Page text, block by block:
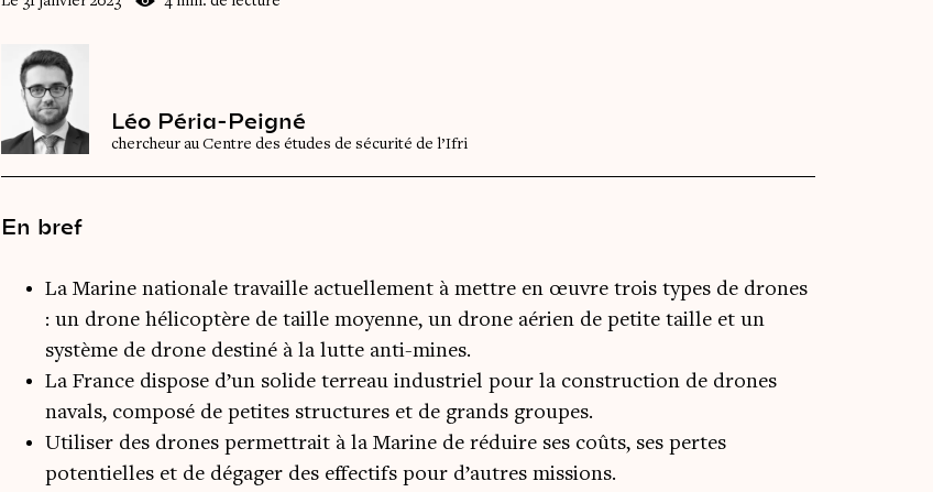
Léo Péria-Peigné
chercheur au Centre des études de sécurité de l’Ifri
En bref
La Marine nationale travaille actuellement à mettre en œuvre trois types de drones
: un drone hélicoptère de taille moyenne, un drone aérien de petite taille et un
système de drone destiné à la lutte anti-mines.
La France dispose d’un solide terreau industriel pour la construction de drones
navals, composé de petites structures et de grands groupes.
Utiliser des drones permettrait à la Marine de réduire ses coûts, ses pertes
potentielles et de dégager des effectifs pour d’autres missions.